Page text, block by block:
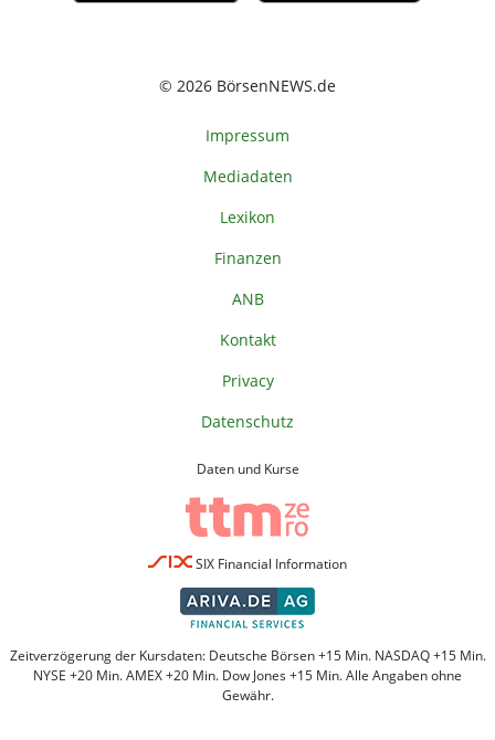
© 2026 BörsenNEWS.de
Impressum
Mediadaten
Lexikon
Finanzen
ANB
Kontakt
Privacy
Datenschutz
Daten und Kurse
SIX Financial Information
Zeitverzögerung der Kursdaten: Deutsche Börsen +15 Min. NASDAQ +15 Min.
NYSE +20 Min. AMEX +20 Min. Dow Jones +15 Min. Alle Angaben ohne
Gewähr.